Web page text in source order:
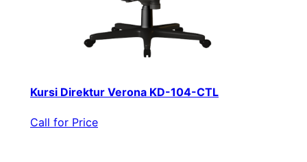
Kursi Direktur Verona KD-104-CTL
Call for Price